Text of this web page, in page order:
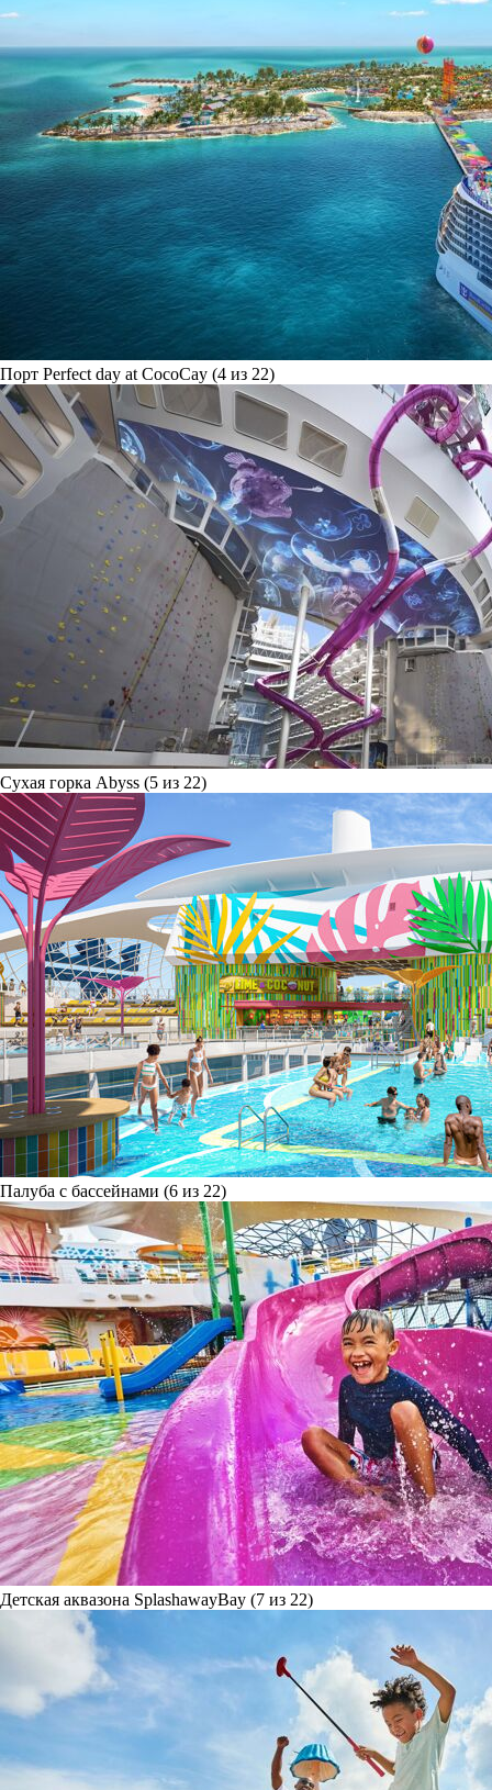
Порт Perfect day at CocoCay (4 из 22)
Сухая горка Abyss (5 из 22)
Палуба с бассейнами (6 из 22)
Детская аквазона SplashawayBay (7 из 22)